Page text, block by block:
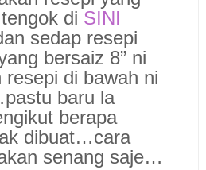
di SINI
sedap resepi
bersaiz 8” ni
resepi di bawah ni
baru la
berapa
dibuat…cara
senang saje…